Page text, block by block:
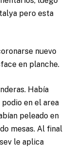
pero esta
nuevo
en planche.
Había
en el area
peleado en
mesas. Al final
le aplica